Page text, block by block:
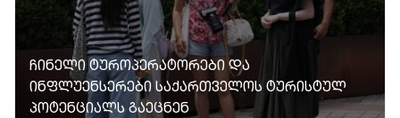
ᲩᲘᲜᲔᲚᲘ ᲢᲣᲠᲝᲞᲔᲠᲐᲢᲝᲠᲔᲑᲘ ᲓᲐ
ᲘᲜᲤᲚᲣᲔᲜᲡᲔᲠᲔᲑᲘ ᲡᲐᲥᲐᲠᲗᲕᲔᲚᲝᲡ ᲢᲣᲠᲘᲡᲢᲣᲚ
ᲞᲝᲢᲔᲜᲪᲘᲐᲚᲡ ᲒᲐᲔᲪᲜᲔᲜ